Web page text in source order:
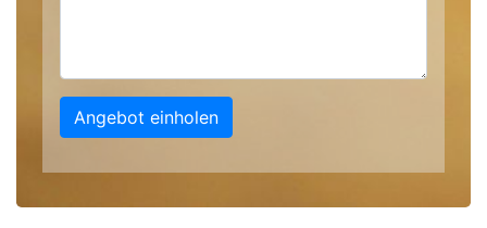
Angebot einholen